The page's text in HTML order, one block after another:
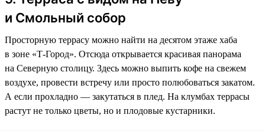
и Смольный собор
Просторную террасу можно найти на десятом этаже хаба
в зоне «Т-Город». Отсюда открывается красивая панорама
на Северную столицу. Здесь можно выпить кофе на свежем
воздухе, провести встречу или просто полюбоваться закатом.
А если прохладно — закутаться в плед. На клумбах террасы
растут не только цветы, но и плодовые кустарники.